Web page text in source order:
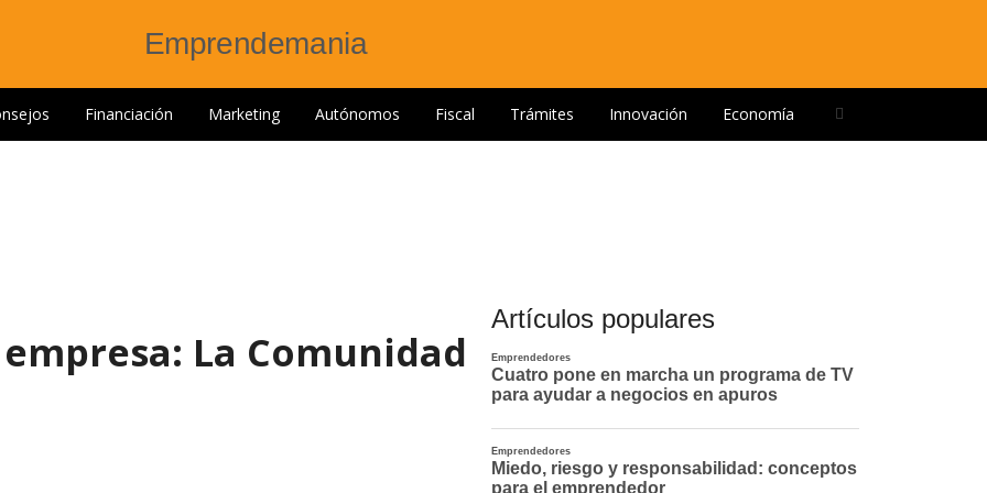
Financiación Marketing Autónomos Fiscal Trámites Innovación Economía
La Comunidad
Artículos populares